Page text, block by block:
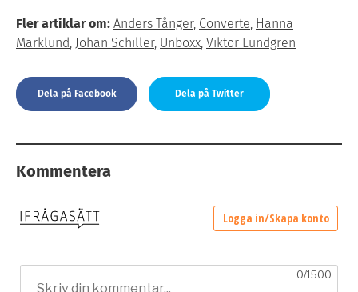
Fler artiklar om: Anders Tånger, Converte Hanna
Marklund Johan Schiller, Unboxx Viktor Lundgren
Dela på Facebook Dela på Twitter
Kommentera